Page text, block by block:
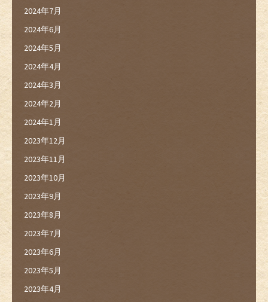
2024年7月
2024年6月
2024年5月
2024年4月
2024年3月
2024年2月
2024年1月
2023年12月
2023年11月
2023年10月
2023年9月
2023年8月
2023年7月
2023年6月
2023年5月
2023年4月